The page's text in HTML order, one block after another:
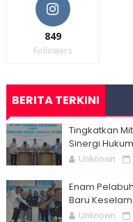
849
Followers
BERITA TERKINI
Tingkatkan
Sinergi
Unknown
Enam
Baru
Unknown